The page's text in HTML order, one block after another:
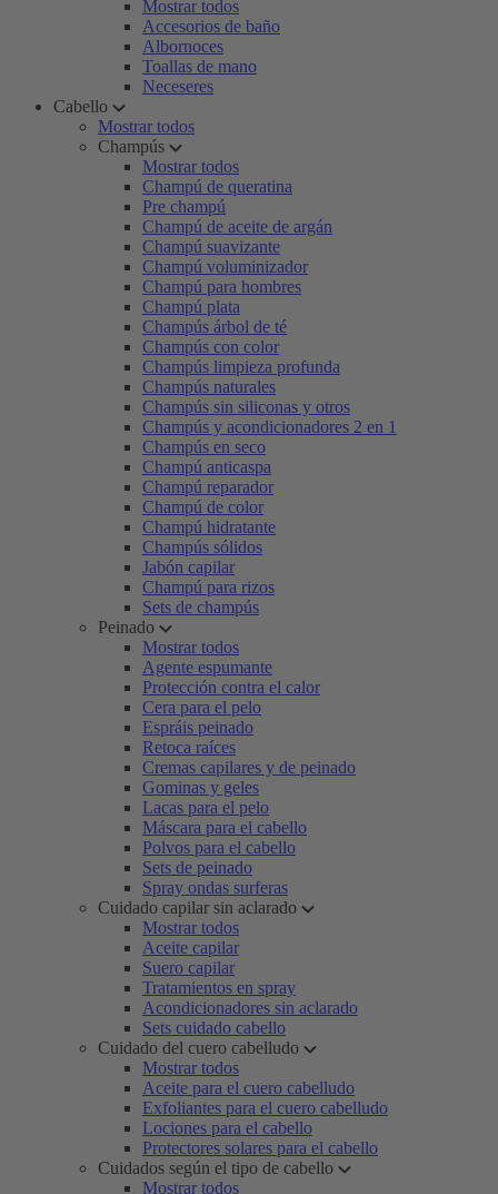
Mostrar todos
Accesorios de baño
Albornoces
Toallas de mano
Neceseres
Cabello
Mostrar todos
Champús
Mostrar todos
Champú de queratina
Pre champú
Champú de aceite de argán
Champú suavizante
Champú voluminizador
Champú para hombres
Champú plata
Champús árbol de té
Champús con color
Champús limpieza profunda
Champús naturales
Champús sin siliconas y otros
Champús y acondicionadores 2 en 1
Champús en seco
Champú anticaspa
Champú reparador
Champú de color
Champú hidratante
Champús sólidos
Jabón capilar
Champú para rizos
Sets de champús
Peinado
Mostrar todos
Agente espumante
Protección contra el calor
Cera para el pelo
Espráis peinado
Retoca raíces
Cremas capilares y de peinado
Gominas y geles
Lacas para el pelo
Máscara para el cabello
Polvos para el cabello
Sets de peinado
Spray ondas surferas
Cuidado capilar sin aclarado
Mostrar todos
Aceite capilar
Suero capilar
Tratamientos en spray
Acondicionadores sin aclarado
Sets cuidado cabello
Cuidado del cuero cabelludo
Mostrar todos
Aceite para el cuero cabelludo
Exfoliantes para el cuero cabelludo
Lociones para el cabello
Protectores solares para el cabello
Cuidados según el tipo de cabello
Mostrar todos